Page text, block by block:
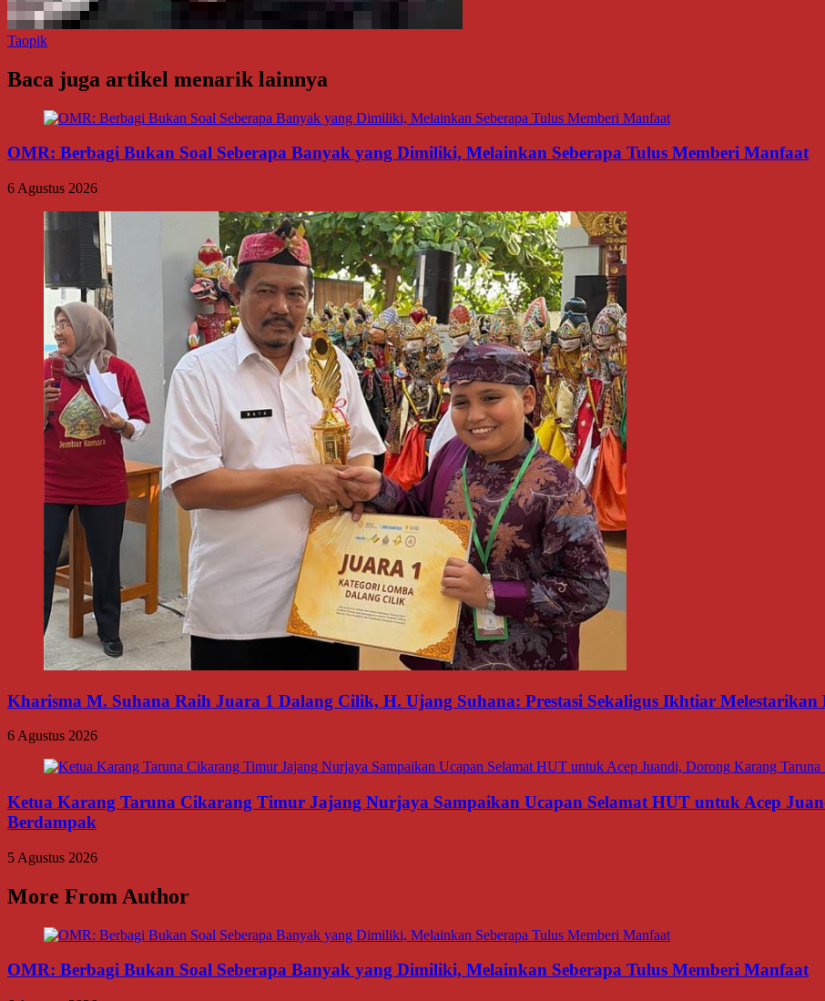
Taopik
Baca juga artikel menarik lainnya
OMR: Berbagi Bukan Soal Seberapa Banyak yang Dimiliki, Melainkan Seberapa Tulus Memberi Manfaat
6 Agustus 2026
Kharisma M. Suhana Raih Juara 1 Dalang Cilik, H. Ujang Suhana: Prestasi Sekaligus Ikhtiar Melestarikan
6 Agustus 2026
Ketua Karang Taruna Cikarang Timur Jajang Nurjaya Sampaikan Ucapan Selamat HUT untuk Acep
Berdampak
5 Agustus 2026
More From Author
OMR: Berbagi Bukan Soal Seberapa Banyak yang Dimiliki, Melainkan Seberapa Tulus Memberi Manfaat